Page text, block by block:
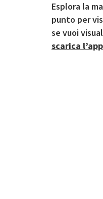
Esplora la
punto per
se vuoi
scarica